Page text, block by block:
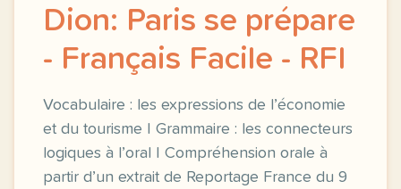
Dion: Paris se prépare
- Français Facile - RFI
Vocabulaire : les expressions de l’économie
et du tourisme | Grammaire : les connecteurs
logiques à l’oral | Compréhension orale à
partir d’un extrait de Reportage France du 9